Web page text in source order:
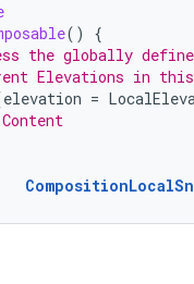
()
{
the globally
Elevations in this
elevation =